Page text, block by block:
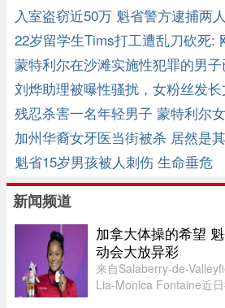
入室盗窃近50万 魁省警方逮捕两人
22岁留学生Tims打工遭乱刀砍死:
蒙特利尔在沙滩实施性犯罪的男
刘烨助理被曝性骚扰，女粉丝发
残忍杀害一名年轻男子 蒙特利尔
加州华裔女牙医当街被杀 居然是
魁省15岁男孩被人刺伤 生命垂危
新闻频道
加拿大体操的希望
动会大放异彩
来自Salaberry-de-
Lia-Monica Fontaine近